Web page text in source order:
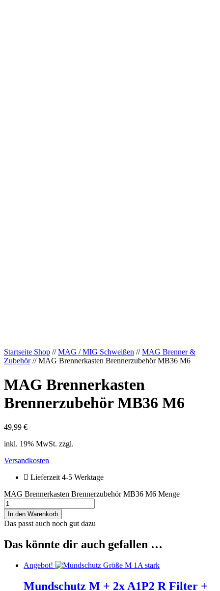
Startseite Shop //MAG / MIG Schweißen //MAG Brenner &
Zubehör// MAG Brennerkasten Brennerzubehör MB36 M6
MAG Brennerkasten
Brennerzubehör MB36 M6
49,99 €
inkl. 19% MwSt. zzgl.
Versandkosten
Lieferzeit 4-5 Werktage
MAG Brennerkasten Brennerzubehör MB36 M6 Menge
In den Warenkorb
Das passt auch noch gut dazu
Das könnte dir auch gefallen …
Angebot!
Mundschutz M + 2x A1P2 R Filter +